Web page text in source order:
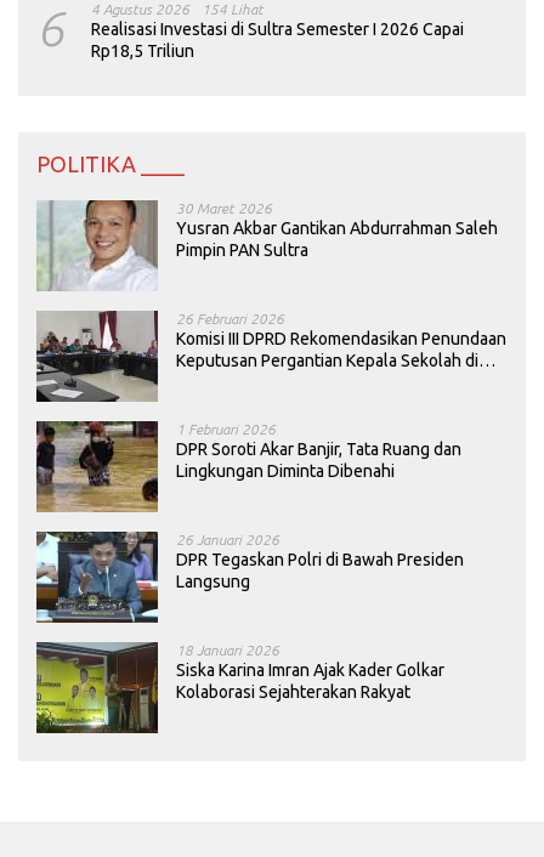
6 4 Agustus 2026 154 Lihat
Realisasi Investasi di Sultra Semester I 2026 Capai
Rp18,5 Triliun
POLITIKA ____
30 Maret 2026
Yusran Akbar Gantikan Abdurrahman Saleh
Pimpin PAN Sultra
26 Februari 2026
Komisi III DPRD Rekomendasikan Penundaan
Keputusan Pergantian Kepala Sekolah di
1 Februari 2026
DPR Soroti Akar Banjir, Tata Ruang dan
Lingkungan Diminta Dibenahi
26 Januari 2026
DPR Tegaskan Polri di Bawah Presiden
Langsung
18 Januari 2026
Siska Karina Imran Ajak Kader Golkar
Kolaborasi Sejahterakan Rakyat